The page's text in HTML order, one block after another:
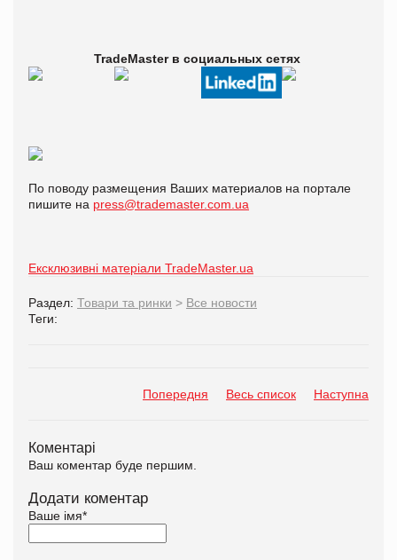
TradeMaster в социальных сетях
По поводу размещения Ваших материалов на портале
пишите на press@trademaster.com.ua
Ексклюзивні матеріали TradeMaster.ua
Раздел: Товари та ринки > Все новости
Теги:
Попередня Весь список Наступна
Коментарі
Ваш коментар буде першим.
Додати коментар
Ваше імя*